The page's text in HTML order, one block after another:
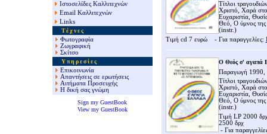
Ιστοσελίδες Καλλιτεχνών
Email Καλλιτεχνών
Links
Τέχνες
Φωτογραφία
Ζωγραφική
Σκίτσο
Υπηρεσίες
Επικοινωνία
Απαντήσεις σε ερωτήσεις
Αιτήματα Προσευχής
Η δική σας γνώμη
Sign my GuestBook
View my GuestBook
Τίτλοι
Χριστό, Χαρά
Ευχαριστία,
Θεό, Ο ύμνος
(instr.)
Τιμή cd 7 ευρώ - Για παραγγελίες:
Ο Θεός σ' αγαπά
Παραγωγή 1990,
Τίτλοι
Χριστό, Χαρά
Ευχαριστία,
Θεό, Ο ύμνος
(instr.)
Τιμή LP 2000
2500 δρχ
- Για